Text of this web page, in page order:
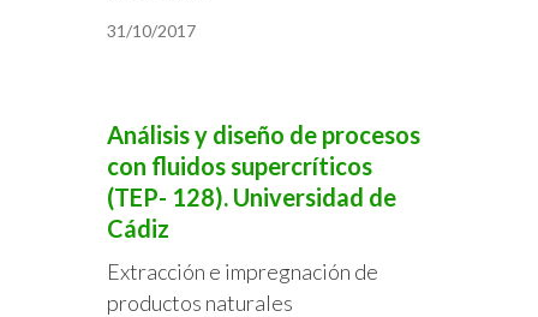
31/10/2017
Análisis y diseño de procesos
con fluidos supercríticos
(TEP- 128). Universidad de
Cádiz
Extracción e impregnación de
productos naturales